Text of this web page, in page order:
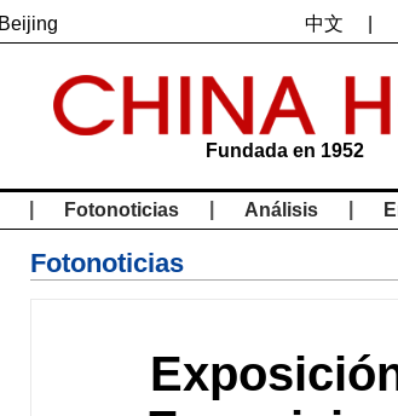
中文
Fundada en 1952
Fotonoticias Análisis
Fotonoticias